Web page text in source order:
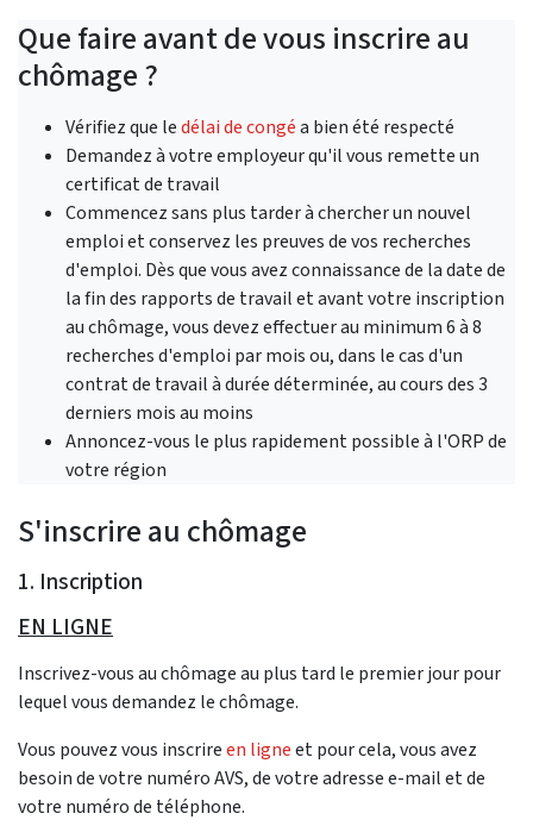
Que faire avant de vous inscrire au
chômage ?
Vérifiez que ledélai de congéa bien été respecté
Demandez à votre employeur qu'il vous remette un
certificat de travail
Commencez sans plus tarder à chercher un nouvel
emploi et conservez les preuves de vos recherches
d'emploi. Dès que vous avez connaissance de la date de
la fin des rapports de travail et avant votre inscription
au chômage, vous devez effectuer au minimum 6 à 8
recherches d'emploi par mois ou, dans le cas d'un
contrat de travail à durée déterminée, au cours des 3
derniers mois au moins
Annoncez-vous le plus rapidement possible à l'ORP de
votre région
S'inscrire au chômage
1. Inscription
EN LIGNE
Inscrivez-vous au chômage au plus tard le premier jour pour
lequel vous demandez le chômage.
Vous pouvez vous inscrireen ligneet pour cela, vous avez
besoin de votre numéro AVS, de votre adresse e-mail et de
votre numéro de téléphone.